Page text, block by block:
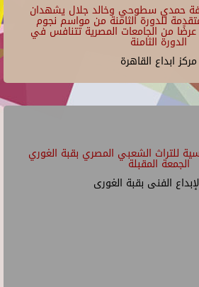
حمدي سطوحي وخالد جلال يشهدان
للدورة الثامنة من مواسم نجوم
المسرح الجامعي 130 عرضًا من الجامعات المصرية تتنافس في
الدورة الثامنة
مركز ابداع القاهرة
للتراث الشعبي المصري بقبة الغوري
الجمعة المقبلة
الفنى بقبة الغورى